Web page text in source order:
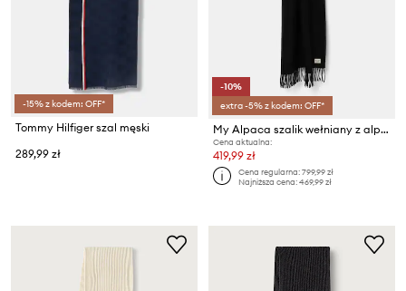
-15% z kodem: OFF*
Tommy Hilfiger szal męski
289,99 zł
-10%
extra -5% z kodem: OFF*
My Alpaca szalik wełniany z alpaki
Cena aktualna:
419,99 zł
Cena regularna:799,99 zł
Najniższa cena:469,99 zł